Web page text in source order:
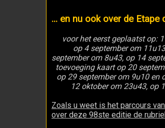
... en nu ook over de Etape
voor het eerst geplaatst op:
op 4 september om
september om 8u43, op 14
toevoeging kaart op 20
op 29 september om 9u10 en
12 oktober om 23u43, op
Zoals u weet is het parcours
over deze 98ste editie de